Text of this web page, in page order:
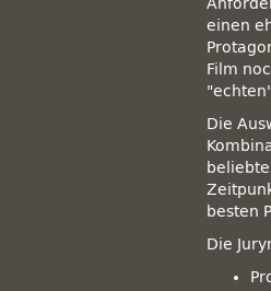
einen
Film
echten
Die
besten
Die